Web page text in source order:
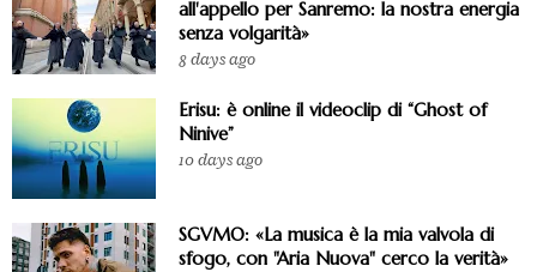
all'appello per Sanremo: la nostra energia
senza volgarità»
8 days ago
Erisu: è online il videoclip di “Ghost of
Ninive”
10 days ago
SGVMO: «La musica è la mia valvola di
sfogo, con "Aria Nuova" cerco la verità»